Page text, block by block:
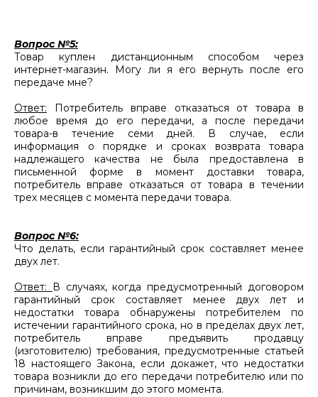
Вопрос №5:
Товар куплен дистанционным способом через
интернет-магазин. Могу ли я его вернуть после его
передаче мне?
Ответ: Потребитель вправе отказаться от товара в
любое время до его передачи, а после передачи
товара-в течение семи дней. В случае, если
информация о порядке и сроках возврата товара
надлежащего качества не была предоставлена в
письменной форме в момент доставки товара,
потребитель вправе отказаться от товара в течении
трех месяцев с момента передачи товара.
Вопрос №6:
Что делать, если гарантийный срок составляет менее
двух лет.
Ответ: В случаях, когда предусмотренный договором
гарантийный срок составляет менее двух лет и
недостатки товара обнаружены потребителем по
истечении гарантийного срока, но в пределах двух лет,
потребитель вправе предъявить продавцу
(изготовителю) требования, предусмотренные статьей
18 настоящего Закона, если докажет, что недостатки
товара возникли до его передачи потребителю или по
причинам, возникшим до этого момента.